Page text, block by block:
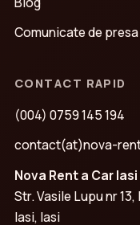
Comunicate de presa
CONTACT RAPID
(004) 0759 145 194
contact(at)nova-
Nova Rent a Car Iasi
Str. Vasile Lupu nr
Iasi, Iasi